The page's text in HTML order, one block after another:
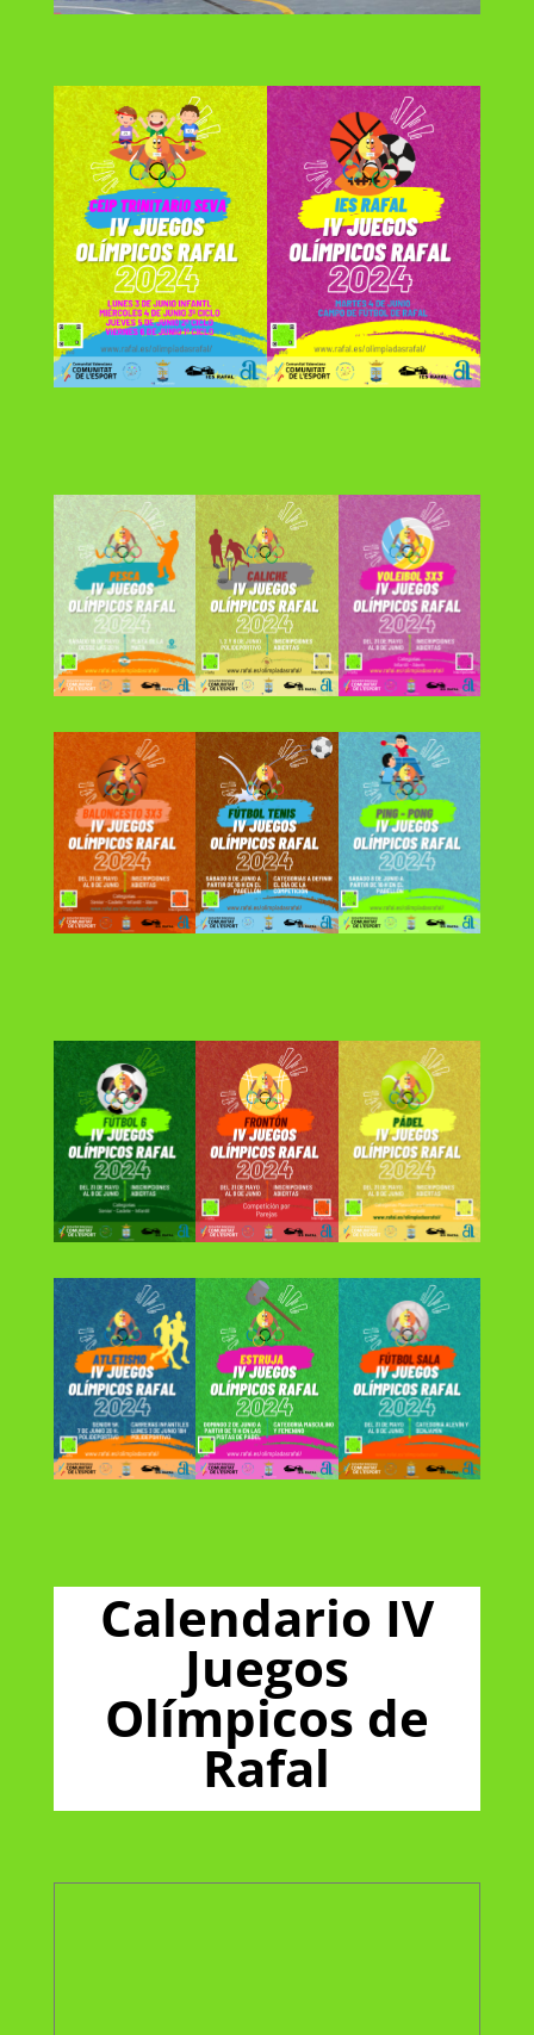
Calendario IV
Juegos
Olímpicos de
Rafal